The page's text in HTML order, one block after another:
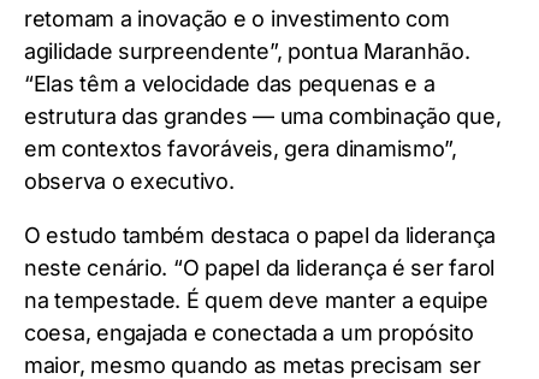
retomam a inovação e o investimento com
agilidade surpreendente”, pontua Maranhão.
“Elas têm a velocidade das pequenas e a
estrutura das grandes — uma combinação que,
em contextos favoráveis, gera dinamismo”,
observa o executivo.
O estudo também destaca o papel da liderança
neste cenário. “O papel da liderança é ser farol
na tempestade. É quem deve manter a equipe
coesa, engajada e conectada a um propósito
maior, mesmo quando as metas precisam ser